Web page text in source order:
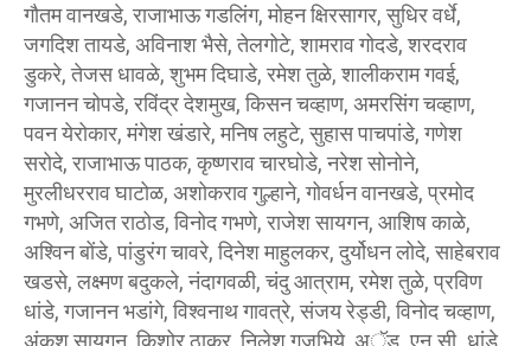
गाैतम वानखडे, राजाभाऊ गडलिंग, मोहन क्षिरसागर, सुधिर वर्धे,
जगदिश तायडे, अविनाश भैसे, तेलगोटे, शामराव गोदडे, शरदराव
डुकरे, तेजस धावळे, शुभम दिघाडे, रमेश तुळे, शालीकराम गवई,
गजानन चोपडे, रविंद्र देशमुख, किसन चव्हाण, अमरसिंग चव्हाण,
पवन येरोकार, मंगेश खंडारे, मनिष लहुटे, सुहास पाचपांडे, गणेश
सरोदे, राजाभाऊ पाठक, कृष्णराव चारघोडे, नरेश सोनोने,
मुरलीधरराव घाटोळ, अशोकराव गुल्हाने, गोवर्धन वानखडे, प्रमोद
गभणे, अजित राठोड, विनोद गभणे, राजेश सायगन, आशिष काळे,
अश्विन बोंडे, पांडुरंग चावरे, दिनेश माहुलकर, दुर्योधन लोदे, साहेबराव
खडसे, लक्ष्मण बदुकले, नंदागवळी, चंदु आत्राम, रमेश तुळे, प्रविण
धांडे, गजानन भडांगे, विश्वनाथ गावत्रे, संजय रेड्डी, विनोद चव्हाण,
अंकुश सायगन, किशोर ठाकुर, निलेश गजभिये, अॅड. एन.सी. धांडे,